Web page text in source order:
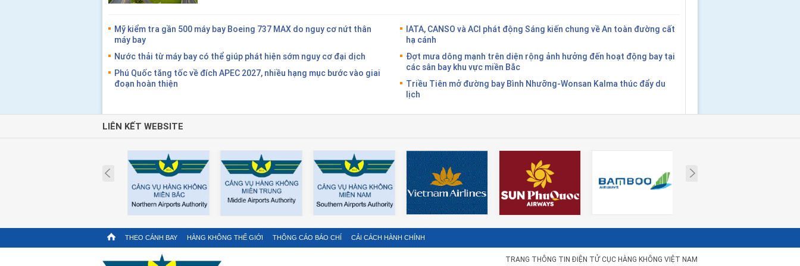
Mỹ kiểm tra gần 500 máy bay Boeing 737 MAX do nguy cơ nứt thân
máy bay
Nước thải từ máy bay có thể giúp phát hiện sớm nguy cơ đại dịch
Phú Quốc tăng tốc về đích APEC 2027, nhiều hạng mục bước vào giai
đoạn hoàn thiện
IATA, CANSO và ACI phát động Sáng kiến chung về An toàn đường cất
hạ cánh
Đợt mưa dông mạnh trên diện rộng ảnh hưởng đến hoạt động bay tại
các sân bay khu vực miền Bắc
Triều Tiên mở đường bay Bình Nhưỡng-Wonsan Kalma thúc đẩy du
lịch
LIÊN KẾT WEBSITE
Prev
THEO CÁNH BAY HÀNG KHÔNG THẾ GIỚI THÔNG CÁO BÁO CHÍ CẢI CÁCH HÀNH CHÍNH
TRANG THÔNG TIN ĐIỆN TỬ CỤC HÀNG KHÔNG VIỆT NAM